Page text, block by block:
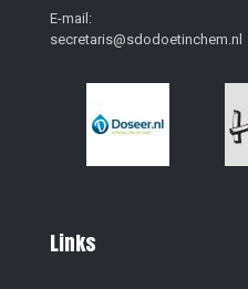
E-mail:
secretaris@sdodoetinchem.nl
Links